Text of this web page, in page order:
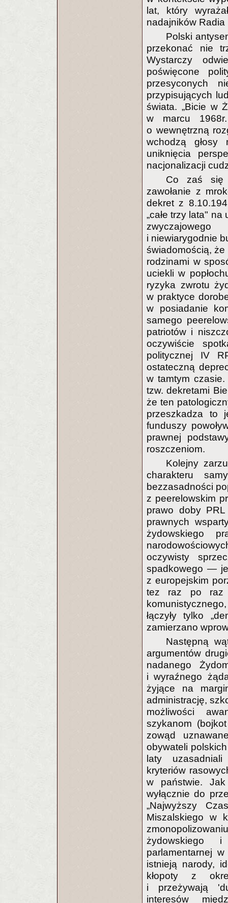
lat, który
nadajników
Polski
przekonać nie
Wystarczy
poświęcone
przesyconych
przypisujących
świata. „Bicie w
w marcu
o wewnętrzną
wchodzą głosy
uniknięcia
nacjonalizacji
Co zaś się
zawołanie z
dekret z
„całe trzy lata"
i niewiarygodnie
świadomością, że
rodzinami w
uciekli w
ryzyka zwrotu
w praktyce
w posiadanie
samego
patriotów i
oczywiście
politycznej IV
ostateczną
w tamtym czasie.
tzw. dekretami
że ten
przeszkadza to
funduszy
prawnej
roszczeniom.
Kolejny
charakteru
bezzasadności
z peerelowskim
prawo doby PRL
prawnych
żydowskiego
oczywisty
spadkowego —
z europejskim
tez raz po raz
łączyły tylko
zamierzano
Następną
argumentów
nadanego
i wyraźnego
żyjące na
administrację,
możliwości
szykanom
zowąd
obywateli
laty
kryteriów
w państwie.
wyłącznie do
„Najwyższy
Miszalskiego w
żydowskiego i
parlamentarnej
istnieją narody,
kłopoty z
i przeżywają
interesów